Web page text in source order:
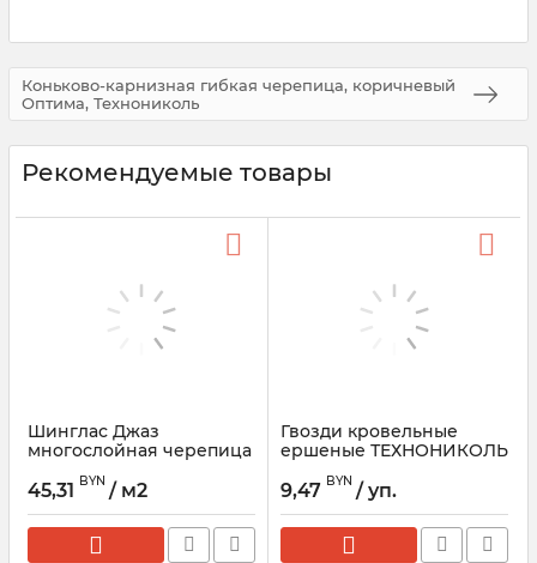
Коньково-карнизная гибкая черепица, коричневый
Оптима, Технониколь
Рекомендуемые товары
Шинглас Джаз
многослойная черепица
45,31 BYN / м2
Гвозди кровельные
ершеные ТЕХНОНИКОЛЬ
1кг
9,47 BYN / уп.